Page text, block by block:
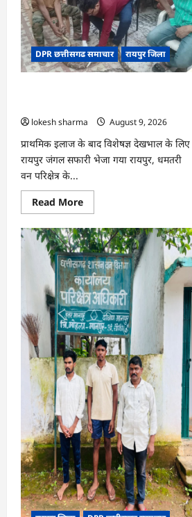
सेतु
बना
विद्यार्थियों
के
भविष्य
का
संबल,
छात्रा
मिला
प्रमाण
पत्र
DPR छत्तीसगढ समाचार रायपुर जिला
lokesh sharma
August 9, 2026
प्राथमिक इलाज के बाद विशेषज्ञ देखभाल के लिए
रायपुर जंगल सफारी भेजा गया रायपुर, धमतरी
वन परिक्षेत्र के...
Read MoreRead
more
CG
:
गंगरेल
के
जंगलों
से
गहरे
जख्मों
के
साथ
रेस्क्यू
हुआ
अजगर…